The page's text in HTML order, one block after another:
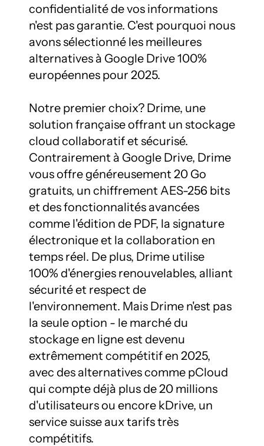
confidentialité de vos informations
n'est pas garantie. C'est pourquoi nous
avons sélectionné les meilleures
alternatives à Google Drive 100%
européennes pour 2025.
Notre premier choix? Drime, une
solution française offrant un stockage
cloud collaboratif et sécurisé.
Contrairement à Google Drive, Drime
vous offre généreusement 20 Go
gratuits, un chiffrement AES-256 bits
et des fonctionnalités avancées
comme l'édition de PDF, la signature
électronique et la collaboration en
temps réel. De plus, Drime utilise
100% d'énergies renouvelables, alliant
sécurité et respect de
l'environnement. Mais Drime n'est pas
la seule option - le marché du
stockage en ligne est devenu
extrêmement compétitif en 2025,
avec des alternatives comme pCloud
qui compte déjà plus de 20 millions
d'utilisateurs ou encore kDrive, un
service suisse aux tarifs très
compétitifs.